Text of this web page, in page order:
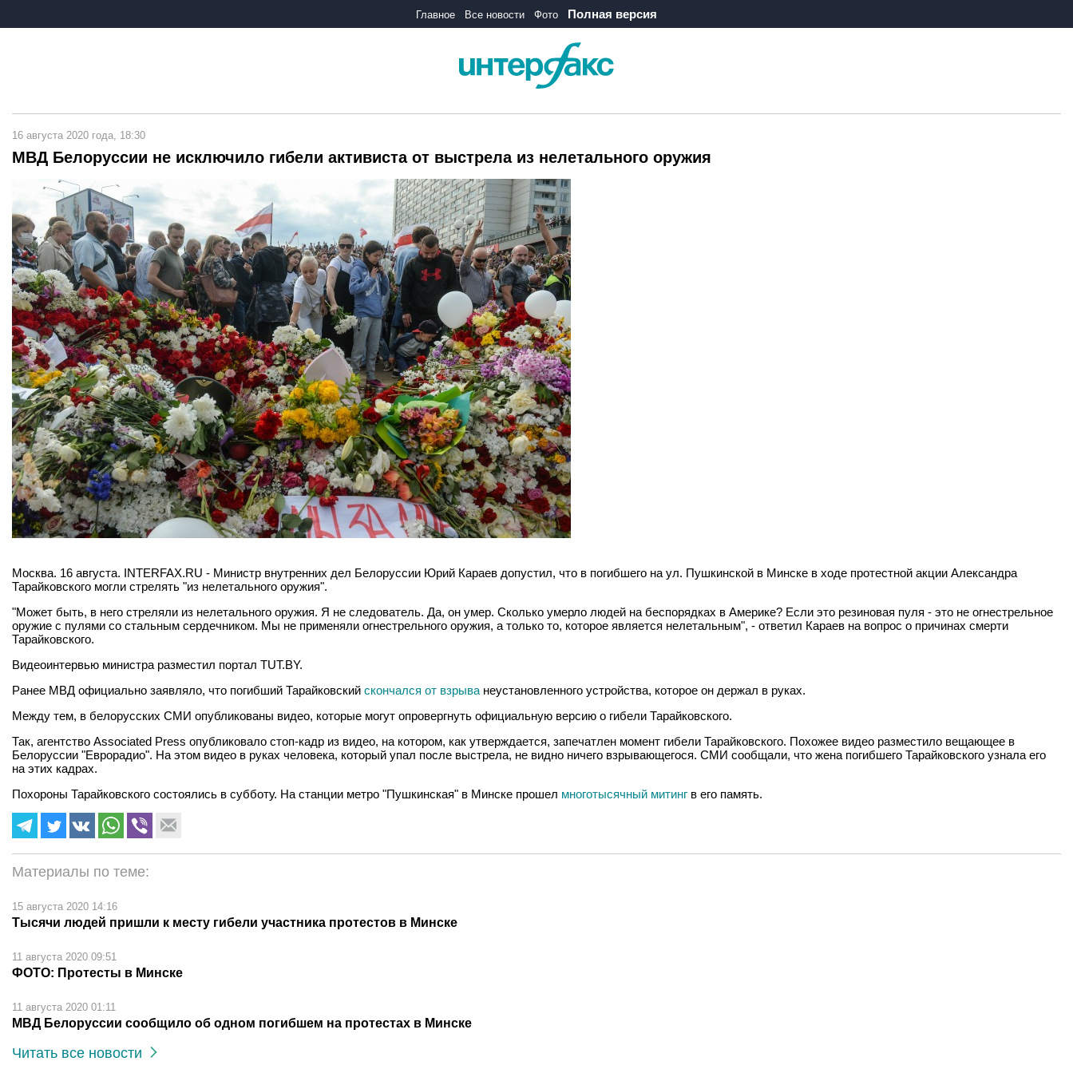
Главное Все новости Фото Полная версия
16 августа 2020 года, 18:30
МВД Белоруссии не исключило гибели активиста от выстрела из нелетального оружия
Москва. 16 августа. INTERFAX.RU - Министр внутренних дел Белоруссии Юрий Караев допустил, что в погибшего на ул. Пушкинской в Минске в ходе протестной акции Александра
Тарайковского могли стрелять "из нелетального оружия".
"Может быть, в него стреляли из нелетального оружия. Я не следователь. Да, он умер. Сколько умерло людей на беспорядках в Америке? Если это резиновая пуля - это не огнестрельное
оружие с пулями со стальным сердечником. Мы не применяли огнестрельного оружия, а только то, которое является нелетальным", - ответил Караев на вопрос о причинах смерти
Тарайковского.
Видеоинтервью министра разместил портал TUT.BY.
Ранее МВД официально заявляло, что погибший Тарайковский скончался от взрыва неустановленного устройства, которое он держал в руках.
Между тем, в белорусских СМИ опубликованы видео, которые могут опровергнуть официальную версию о гибели Тарайковского.
Так, агентство Associated Press опубликовало стоп-кадр из видео, на котором, как утверждается, запечатлен момент гибели Тарайковского. Похожее видео разместило вещающее в
Белоруссии "Еврорадио". На этом видео в руках человека, который упал после выстрела, не видно ничего взрывающегося. СМИ сообщали, что жена погибшего Тарайковского узнала его
на этих кадрах.
Похороны Тарайковского состоялись в субботу. На станции метро "Пушкинская" в Минске прошел многотысячный митинг в его память.
Материалы по теме:
15 августа 2020 14:16
Тысячи людей пришли к месту гибели участника протестов в Минске
11 августа 2020 09:51
ФОТО: Протесты в Минске
11 августа 2020 01:11
МВД Белоруссии сообщило об одном погибшем на протестах в Минске
Читать все новости